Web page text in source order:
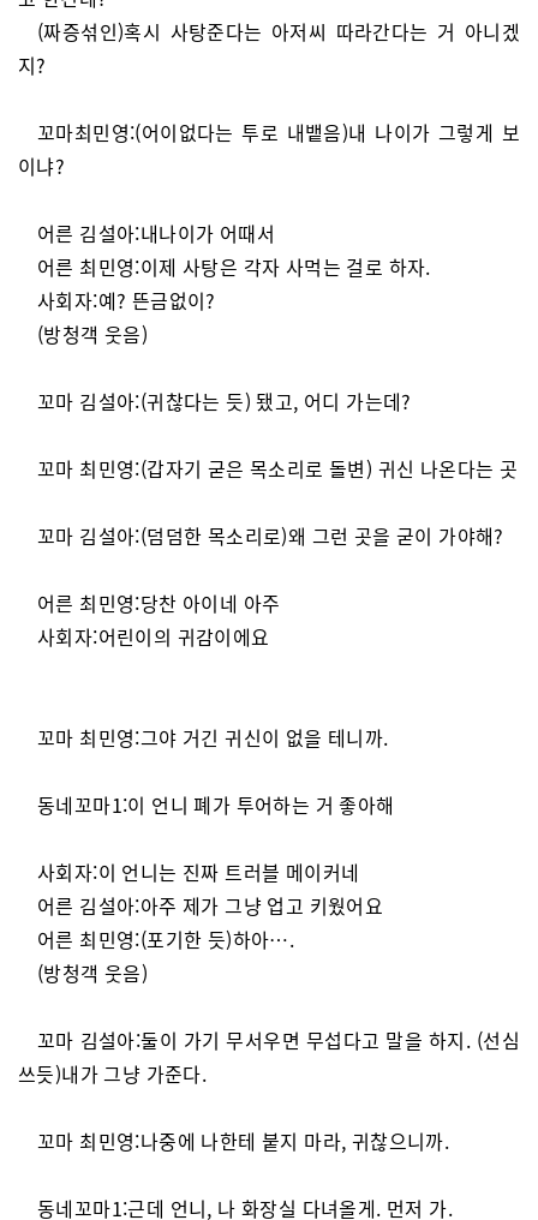
(짜증섞인)혹시 사탕준다는 아저씨 따라간다는 거 아니겠
지?
꼬마최민영:(어이없다는 투로 내뱉음)내 나이가 그렇게 보
이냐?
어른 김설아:내나이가 어때서
어른 최민영:이제 사탕은 각자 사먹는 걸로 하자.
사회자:예? 뜬금없이?
(방청객 웃음)
꼬마 김설아:(귀찮다는 듯) 됐고, 어디 가는데?
꼬마 최민영:(갑자기 굳은 목소리로 돌변) 귀신 나온다는 곳
꼬마 김설아:(덤덤한 목소리로)왜 그런 곳을 굳이 가야해?
어른 최민영:당찬 아이네 아주
사회자:어린이의 귀감이에요
꼬마 최민영:그야 거긴 귀신이 없을 테니까.
동네꼬마1:이 언니 폐가 투어하는 거 좋아해
사회자:이 언니는 진짜 트러블 메이커네
어른 김설아:아주 제가 그냥 업고 키웠어요
어른 최민영:(포기한 듯)하아….
(방청객 웃음)
꼬마 김설아:둘이 가기 무서우면 무섭다고 말을 하지. (선심
쓰듯)내가 그냥 가준다.
꼬마 최민영:나중에 나한테 붙지 마라, 귀찮으니까.
동네꼬마1:근데 언니, 나 화장실 다녀올게. 먼저 가.